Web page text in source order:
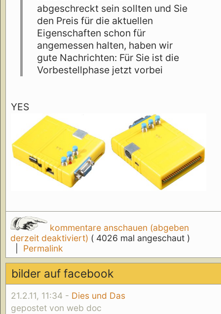
abgeschreckt sein sollten und Sie
den Preis für die aktuellen
Eigenschaften schon für
angemessen halten, haben wir
gute Nachrichten: Für Sie ist die
Vorbestellphase jetzt vorbei
YES
kommentare anschauen (abgeben
derzeit deaktiviert) ( 4026 mal angeschaut )
Permalink
bilder auf facebook
21.2.11, 11:34 - Dies und Das
gepostet von web doc